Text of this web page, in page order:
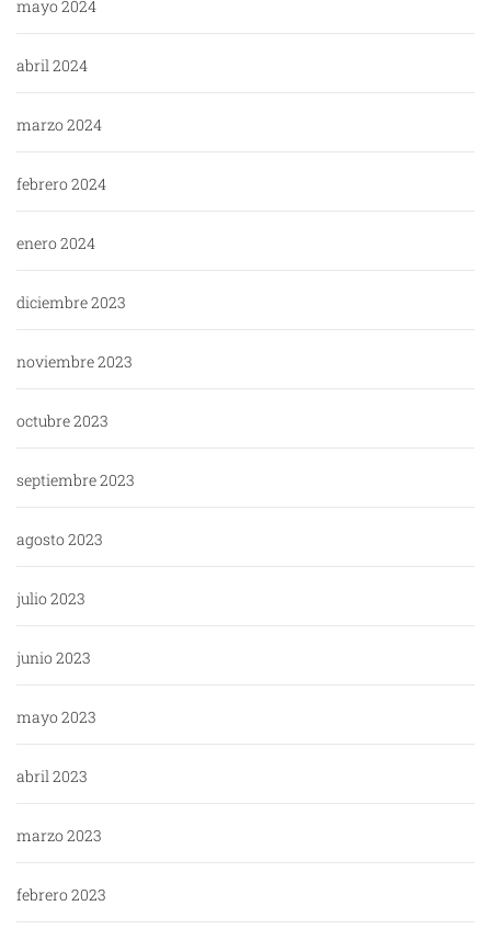
mayo 2024
abril 2024
marzo 2024
febrero 2024
enero 2024
diciembre 2023
noviembre 2023
octubre 2023
septiembre 2023
agosto 2023
julio 2023
junio 2023
mayo 2023
abril 2023
marzo 2023
febrero 2023